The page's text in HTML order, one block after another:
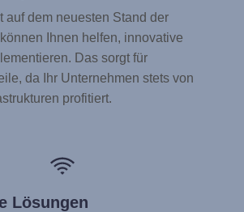
auf dem neuesten Stand der
Ihnen helfen, innovative
Das sorgt für
da Ihr Unternehmen stets von
profitiert.
Lösungen